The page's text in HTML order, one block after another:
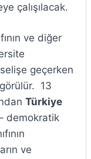
çalışılacak.
ve diğer
geçerken
13
Türkiye
demokratik
ve